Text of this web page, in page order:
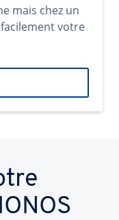
mais chez un
votre